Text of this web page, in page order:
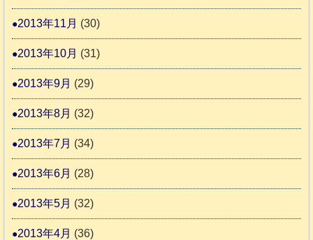
2013年11月 (30)
2013年10月 (31)
2013年9月 (29)
2013年8月 (32)
2013年7月 (34)
2013年6月 (28)
2013年5月 (32)
2013年4月 (36)